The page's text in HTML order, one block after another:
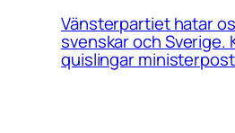
Vänsterpartiet hatar
svenskar och Sverige.
quislingar